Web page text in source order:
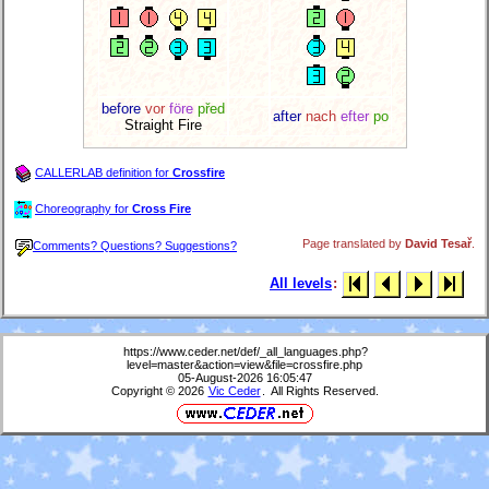
before vor före před
Straight Fire
after nach efter po
CALLERLAB definition for Crossfire
Choreography for Cross Fire
Comments? Questions? Suggestions? Page translated by David Tesař
All levels:
https://www.ceder.net/def/_all_languages.php?
level=master&action=view&file=crossfire.php
05-August-2026 16:05:47
Copyright © 2026 Vic Ceder . All Rights Reserved.